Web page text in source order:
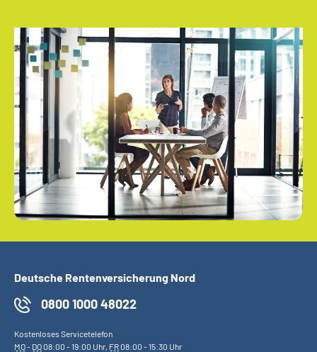
Deutsche Rentenversicherung Nord
0800 1000 48022
Kostenloses Servicetelefon
MO- DO08:00 - 19:00 Uhr, FR08:00 - 15:30 Uhr